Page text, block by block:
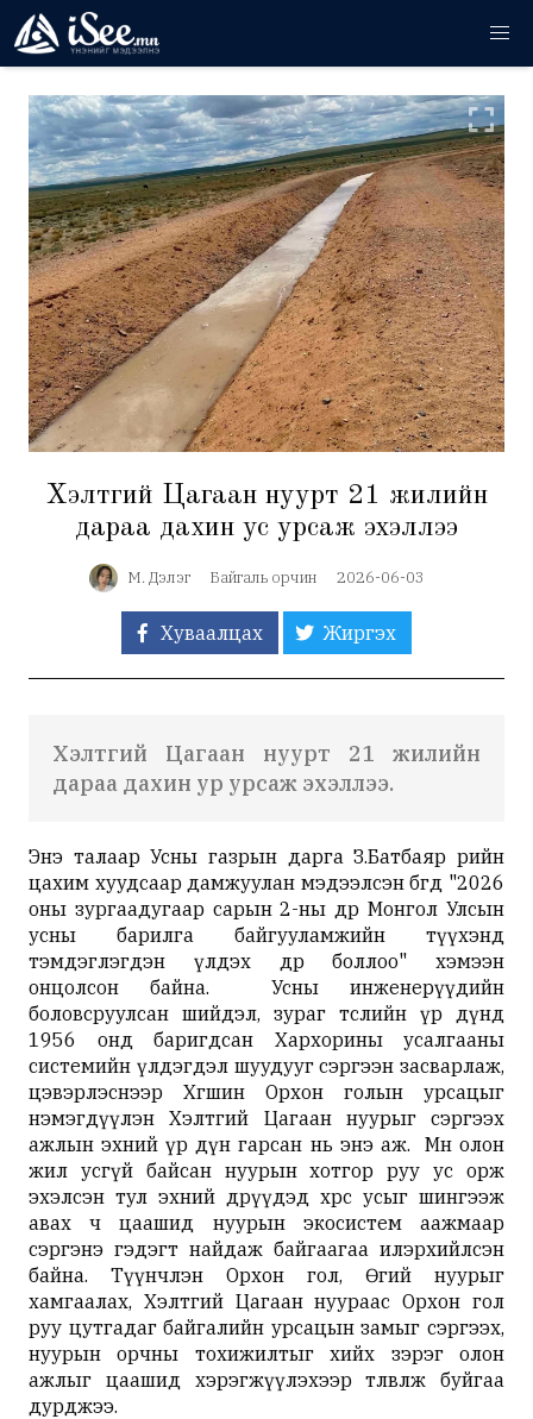
Хэлтгий Цагаан нуурт 21 жилийн
дараа дахин ус урсаж эхэллээ
М. Дэлэг Байгаль орчин 2026-06-03
Хуваалцах Жиргэх
Хэлтгий Цагаан нуурт 21 жилийн
дараа дахин ур урсаж эхэллээ.
Энэ талаар Усны газрын даргаЗ.Батбаяр өөрийн
цахим хуудсаар дамжуулан мэдээлсэн бөгөөд "2026
оны зургаадугаар сарын 2-ны өдөр Монгол Улсын
усны барилга байгууламжийн түүхэнд
тэмдэглэгдэн үлдэх өдөр боллоо" хэмээн
онцолсон байна. Усны инженерүүдийн
боловсруулсан шийдэл, зураг төслийн үр дүнд
1956 онд баригдсан Хархорины усалгааны
системийн үлдэгдэл шуудууг сэргээн засварлаж,
цэвэрлэснээр Хөгшин Орхон голын урсацыг
нэмэгдүүлэн Хэлтгий Цагаан нуурыг сэргээх
ажлын эхний үр дүн гарсан нь энэ аж. Мөн олон
жил усгүй байсан нуурын хотгор руу ус орж
эхэлсэн тул эхний өдрүүдэд хөрс усыг шингээж
авах ч цаашид нуурын экосистем аажмаар
сэргэнэ гэдэгт найдаж байгаагаа илэрхийлсэн
байна. Түүнчлэн Орхон гол, Өгий нуурыг
хамгаалах, Хэлтгий Цагаан нуураас Орхон гол
руу цутгадаг байгалийн урсацын замыг сэргээх,
нуурын орчны тохижилтыг хийх зэрэг олон
ажлыг цаашид хэрэгжүүлэхээр төлөвлөж буйгаа
дурджээ.